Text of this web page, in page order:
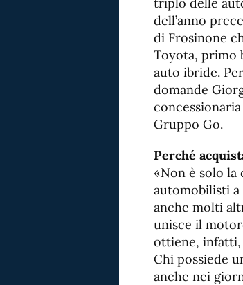
dell’anno
di Frosinone
Toyota, primo
auto ibride.
domande
Gruppo Go.
Perché
«Non è solo la
automobilisti a
anche molti
unisce il
ottiene, infatti,
Chi possiede
anche nei